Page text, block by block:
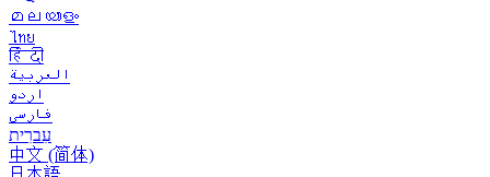
മലയാളം
ไทย
हिंदी
العربية
اردو
فارسی
עִברִית
中文 (简体)